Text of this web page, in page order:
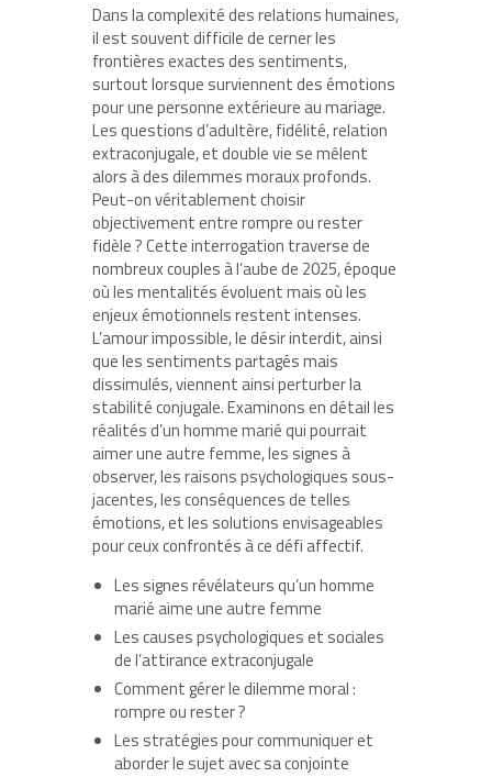
Dans la complexité des relations humaines,
il est souvent difficile de cerner les
frontières exactes des sentiments,
surtout lorsque surviennent des émotions
pour une personne extérieure au mariage.
Les questions d’adultère, fidélité, relation
extraconjugale, et double vie se mêlent
alors à des dilemmes moraux profonds.
Peut-on véritablement choisir
objectivement entre rompre ou rester
fidèle ? Cette interrogation traverse de
nombreux couples à l’aube de 2025, époque
où les mentalités évoluent mais où les
enjeux émotionnels restent intenses.
L’amour impossible, le désir interdit, ainsi
que les sentiments partagés mais
dissimulés, viennent ainsi perturber la
stabilité conjugale. Examinons en détail les
réalités d’un homme marié qui pourrait
aimer une autre femme, les signes à
observer, les raisons psychologiques sous-
jacentes, les conséquences de telles
émotions, et les solutions envisageables
pour ceux confrontés à ce défi affectif.
Les signes révélateurs qu’un homme
marié aime une autre femme
Les causes psychologiques et sociales
de l’attirance extraconjugale
Comment gérer le dilemme moral :
rompre ou rester ?
Les stratégies pour communiquer et
aborder le sujet avec sa conjointe